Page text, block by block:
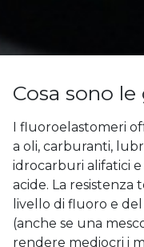
Cosa sono
I fluoroelastomeri
a oli, carburanti,
idrocarburi alifatici e
acide. La resistenza
livello di fluoro e
(anche se una
rendere mediocri i